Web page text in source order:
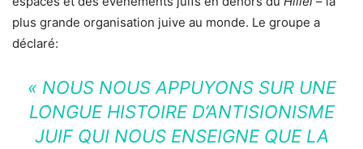
plus grande organisation juive au monde. Le groupe a
déclaré:
« NOUS NOUS APPUYONS SUR UNE
LONGUE HISTOIRE D’ANTISIONISME
JUIF QUI NOUS ENSEIGNE QUE LA